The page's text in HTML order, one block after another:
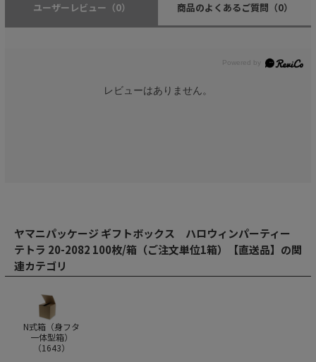
ユーザーレビュー （0） 商品のよくあるご質問 （0）
レビューはありません。
ヤマニパッケージ ギフトボックス ハロウィンパーティー
テトラ 20-2082 100枚/箱（ご注文単位1箱）【直送品】の関
連カテゴリ
N式箱（身フタ
一体型箱）
（1643）